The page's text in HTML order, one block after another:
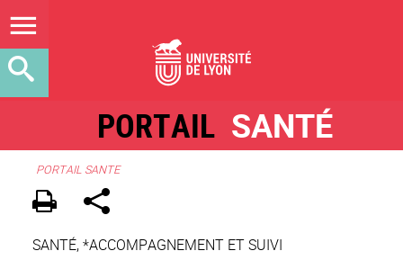
PORTAIL SANTÉ
PORTAIL SANTE
SANTÉ, *ACCOMPAGNEMENT ET SUIVI